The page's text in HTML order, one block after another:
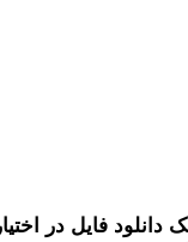
فایل در